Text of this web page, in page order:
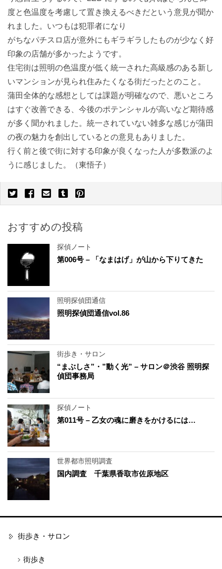
度と色温度を考慮して置き換えるべきだという意見が聞か
れました。いつもは犯罪者になり
がちなパチスロ店が意外にもギラギラしたものが少なく好
印象の店舗が多かったようです。
住宅街は照明の色温度が低く統一された高級感のある新し
いマンションが見られ住みたくなる街だったとのこと。
蒲田全体的な感想としては課題が明確なので、悪いところ
はすぐ改善できる、今後のポテンシャルが高いなど期待感
が多く聞かれました。統一されていない雑多な感じが蒲田
の夜の魅力を創出しているとの意見もありました。
行く前と後で街に対する印象が良くなった人が多数派のよ
うに感じました。（東悟子）
おすすめの投稿
探偵ノート
第006号 – 「なまはげ」が山から下りてきた
照明探偵団通信
照明探偵団通信vol.86
街歩き・サロン
“まぶしさ”・”動く光” – サロン＠渋谷 照明探
偵団事務局
探偵ノート
第011号 – 乙女の魂に磨きをかけるには…
世界都市照明調査
国内調査 千葉県香取市佐原地区
街歩き・サロン
街歩き